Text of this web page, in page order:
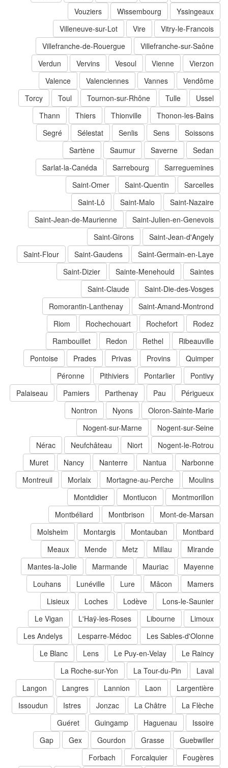
Yssingeaux
Wissembourg
Vouziers
Vitry-le-Francois
Villeneuve-sur-Lot
Villefranche-sur-Saône
Villefranche-de-Rouergue
Vierzon
Vienne
Vesoul
Vervins
Verdun
Vendôme
Vannes
Valenciennes
Valence
Ussel
Tulle
Tournon-sur-Rhône
Torcy
Thonon-les-Bains
Thionville
Thiers
Thann
Soissons
Sens
Senlis
Sélestat
Segré
Sedan
Saverne
Saumur
Sartène
Sarreguemines
Sarrebourg
Sarlat-la-Canéda
Sarcelles
Saint-Quentin
Saint-Omer
Saint-Nazaire
Saint-Malo
Saint-Lô
Saint-Julien-en-Genevois
Saint-Jean-de-Maurienne
Saint-Jean-d'Angely
Saint-Girons
Saint-Germain-en-Laye
Saint-Gaudens
Saint-Flour
Saintes
Sainte-Menehould
Saint-Dizier
Saint-Die-des-Vosges
Saint-Claude
Saint-Amand-Montrond
Romorantin-Lanthenay
Rodez
Rochefort
Rochechouart
Riom
Ribeauville
Rethel
Redon
Rambouillet
Quimper
Provins
Privas
Prades
Pontoise
Pontivy
Pontarlier
Pithiviers
Péronne
Périgueux
Parthenay
Pamiers
Palaiseau
Oloron-Sainte-Marie
Nyons
Nontron
Nogent-sur-Seine
Nogent-sur-Marne
Nogent-le-Rotrou
Niort
Neufchâteau
Nérac
Narbonne
Nantua
Nanterre
Nancy
Muret
Moulins
Mortagne-au-Perche
Morlaix
Montreuil
Montmorillon
Montlucon
Montdidier
Mont-de-Marsan
Montbrison
Montbéliard
Montbard
Montauban
Montargis
Molsheim
Mirande
Millau
Metz
Mende
Meaux
Mayenne
Mauriac
Marmande
Mantes-la-Jolie
Mamers
Mâcon
Lure
Lunéville
Louhans
Lons-le-Saunier
Lodève
Loches
Lisieux
Limoux
Libourne
L'Haÿ-les-Roses
Le Vigan
Les Sables-d'Olonne
Lesparre-Médoc
Les Andelys
Le Raincy
Le Puy-en-Velay
Lens
Le Blanc
Laval
La Tour-du-Pin
La Roche-sur-Yon
Largentière
Laon
Lannion
Langres
Langon
La Flèche
La Châtre
Jonzac
Istres
Issoudun
Issoire
Haguenau
Guingamp
Guéret
Guebwiller
Grasse
Gourdon
Gap
Fougères
Forcalquier
Forbach